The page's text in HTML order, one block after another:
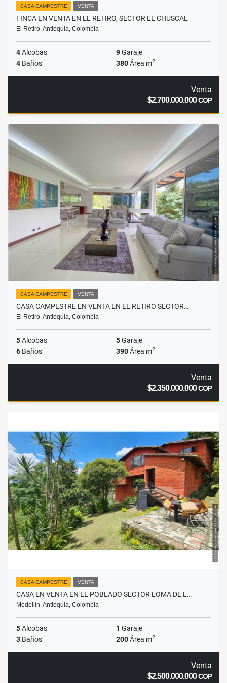
CASA CAMPESTRE VENTA
FINCA EN VENTA EN EL RETIRO, SECTOR EL CHUSCAL
El Retiro, Antioquia, Colombia
4Alcobas 9Garaje
4 Baños 380Área m2
Venta
$2.700.000.000COP
CASA CAMPESTRE VENTA
CASA CAMPESTRE EN VENTA EN EL RETIRO SECTOR…
El Retiro, Antioquia, Colombia
5Alcobas 5Garaje
6 Baños 390Área m2
Venta
$2.350.000.000COP
CASA CAMPESTRE VENTA
CASA EN VENTA EN EL POBLADO SECTOR LOMA DE L…
Medellín, Antioquia, Colombia
5Alcobas 1 Garaje
3 Baños 200Área m2
Venta
$2.500.000.000COP